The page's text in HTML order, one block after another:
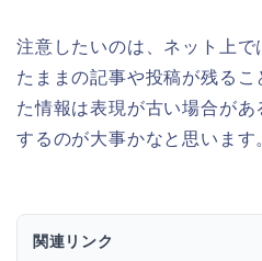
注意したいのは、ネット上
たままの記事や投稿が残る
た情報は表現が古い場合が
するのが大事かなと思います
関連リンク